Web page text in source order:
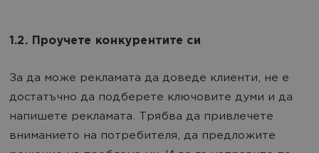
1.2. Проучете конкурентите си
За да може рекламата да доведе клиенти, не е
достатъчно да подберете ключовите думи и да
напишете рекламата. Трябва да привлечете
вниманието на потребителя, да предложите